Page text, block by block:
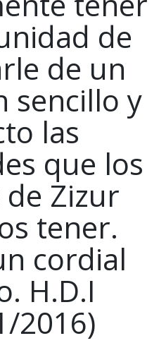
de
de un
sencillo y
las
que los
Zizur
tener.
cordial
H.D.I
2016)